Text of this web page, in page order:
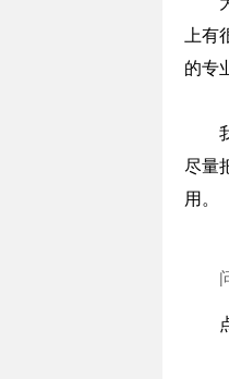
上
的专
尽量
用。